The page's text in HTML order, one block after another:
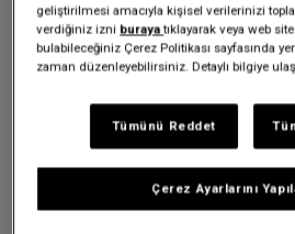
Üzgünüz - bu
mevcut değil
SPRINGER
BEL ÇANTASI
geliştirilmesi amacıyla kişisel verilerinizi
verdiğiniz izni burayatıklayarak veya web
bulabileceğiniz Çerez Politikası sayfasında
zaman düzenleyebilirsiniz. Detaylı bilgiye
Çerez Ayarlarını
Tümünü Reddet